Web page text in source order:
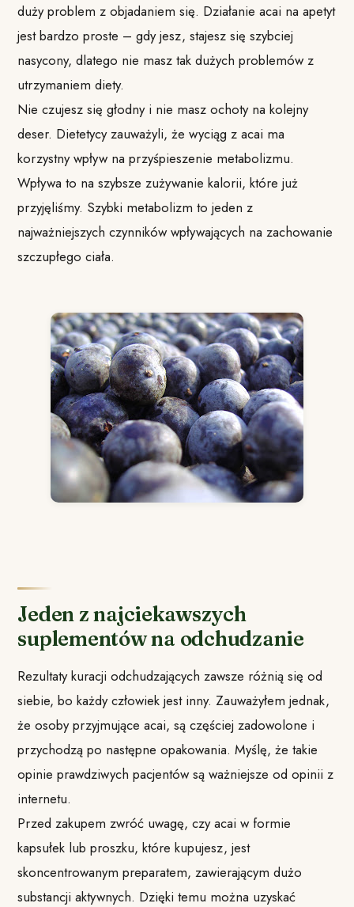
duży problem z objadaniem się. Działanie acai na apetyt
jest bardzo proste – gdy jesz, stajesz się szybciej
nasycony, dlatego nie masz tak dużych problemów z
utrzymaniem diety.
Nie czujesz się głodny i nie masz ochoty na kolejny
deser. Dietetycy zauważyli, że wyciąg z acai ma
korzystny wpływ na przyśpieszenie metabolizmu.
Wpływa to na szybsze zużywanie kalorii, które już
przyjęliśmy. Szybki metabolizm to jeden z
najważniejszych czynników wpływających na zachowanie
szczupłego ciała.
Jeden z najciekawszych
suplementów na odchudzanie
Rezultaty kuracji odchudzających zawsze różnią się od
siebie, bo każdy człowiek jest inny. Zauważyłem jednak,
że osoby przyjmujące acai, są częściej zadowolone i
przychodzą po następne opakowania. Myślę, że takie
opinie prawdziwych pacjentów są ważniejsze od opinii z
internetu.
Przed zakupem zwróć uwagę, czy acai w formie
kapsułek lub proszku, które kupujesz, jest
skoncentrowanym preparatem, zawierającym dużo
substancji aktywnych. Dzięki temu można uzyskać